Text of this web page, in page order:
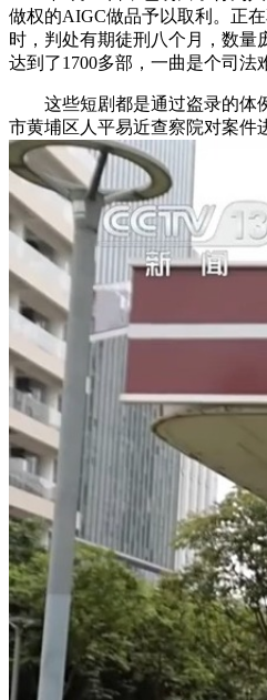
做权的AIGC做品予以取利。正
时，判处有期徒刑八个月，数量
达到了1700多部，一曲是个司法
这些短剧都是通过盗录的体
市黄埔区人平易近查察院对案件